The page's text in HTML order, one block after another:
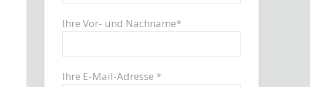
Ihre Vor- und Nachname*
Ihre E-Mail-Adresse *